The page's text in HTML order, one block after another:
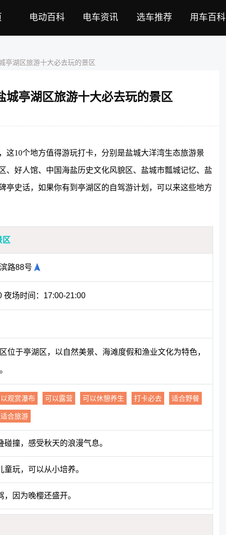
电动百科 电车资讯 选车推荐 用车百科
亭湖区旅游十大必去玩的景区
城亭湖区旅游十大必去玩的景区
这10个地方值得游玩打卡，分别是盐城大洋湾生态旅游景
、好人馆、中国海盐历史文化风貌区、盐城市瓢城记忆、盐
亭史话，如果你有到亭湖区的自驾游计划，可以来这些地方
区
路88号
夜场时间：17:00-21:00
位于亭湖区，以自然美景、海滩度假和渔业文化为特色，
观赏瀑布 可以露营 可以休憩养生 打卡必去 适合野餐
适合旅游
撞，感受秋天的浪漫气息。
玩，可以从小培养。
因为晚樱还盛开。